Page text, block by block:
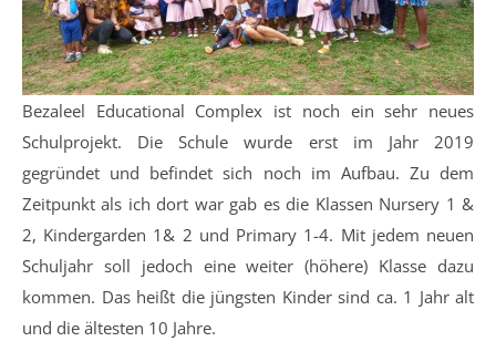
Bezaleel Educational Complex ist noch ein sehr neues
Schulprojekt. Die Schule wurde erst im Jahr 2019
gegründet und befindet sich noch im Aufbau. Zu dem
Zeitpunkt als ich dort war gab es die Klassen Nursery 1 &
2, Kindergarden 1& 2 und Primary 1-4. Mit jedem neuen
Schuljahr soll jedoch eine weiter (höhere) Klasse dazu
kommen. Das heißt die jüngsten Kinder sind ca. 1 Jahr alt
und die ältesten 10 Jahre.